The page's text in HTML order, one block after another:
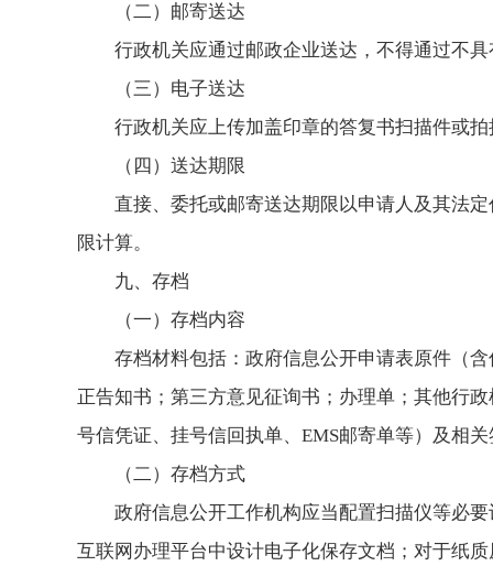
（二）邮寄送达
行政机关应通过邮政企业送达，不得通过不
（三）电子送达
行政机关应上传加盖印章的答复书扫描件或
（四）送达期限
直接、委托或邮寄送达期限以申请人及其法
限计算。
九、存档
（一）存档内容
存档材料包括：政府信息公开申请表原件（
正告知书；第三方意见征询书；办理单；其他行
号信凭证、挂号信回执单、EMS邮寄单等）及相
（二）存档方式
政府信息公开工作机构应当配置扫描仪等必
互联网办理平台中设计电子化保存文档；对于纸